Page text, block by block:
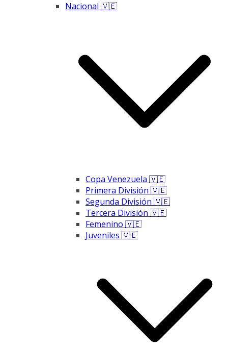
Nacional 🇻🇪
Copa Venezuela 🇻🇪
Primera División 🇻🇪
Segunda División 🇻🇪
Tercera División 🇻🇪
Femenino 🇻🇪
Juveniles 🇻🇪